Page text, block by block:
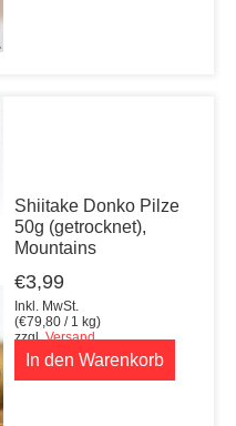
Shiitake Donko Pilze
50g (getrocknet),
Mountains
€3,99
Inkl. MwSt.
(€79,80 / 1 kg)
zzgl.Versand
In den Warenkorb